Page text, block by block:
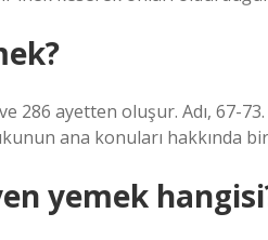
286 ayetten oluşur. Adı, 67-
ana konuları hakkında
yemek